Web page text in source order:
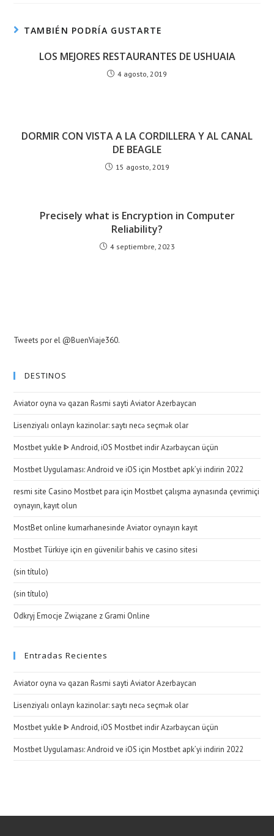
TAMBIÉN PODRÍA GUSTARTE
LOS MEJORES RESTAURANTES DE USHUAIA
4 agosto, 2019
DORMIR CON VISTA A LA CORDILLERA Y AL CANAL
DE BEAGLE
15 agosto, 2019
Precisely what is Encryption in Computer
Reliability?
4 septiembre, 2023
Tweets por el @BuenViaje360.
DESTINOS
Aviator oyna və qazan Rəsmi sayti Aviator Azerbaycan
Lisenziyalı onlayn kazinolar: saytı necə seçmək olar
Mostbet yukle ᐈ Android, iOS Mostbet indir Azərbaycan üçün
Mostbet Uygulaması: Android ve iOS için Mostbet apk’yi indirin 2022
resmi site Casino Mostbet para için Mostbet çalışma aynasında çevrimiçi
oynayın, kayıt olun
MostBet online kumarhanesinde Aviator oynayın kayıt
Mostbet Türkiye için en güvenilir bahis ve casino sitesi
(sin título)
(sin título)
Odkryj Emocje Związane z Grami Online
Entradas Recientes
Aviator oyna və qazan Rəsmi sayti Aviator Azerbaycan
Lisenziyalı onlayn kazinolar: saytı necə seçmək olar
Mostbet yukle ᐈ Android, iOS Mostbet indir Azərbaycan üçün
Mostbet Uygulaması: Android ve iOS için Mostbet apk’yi indirin 2022